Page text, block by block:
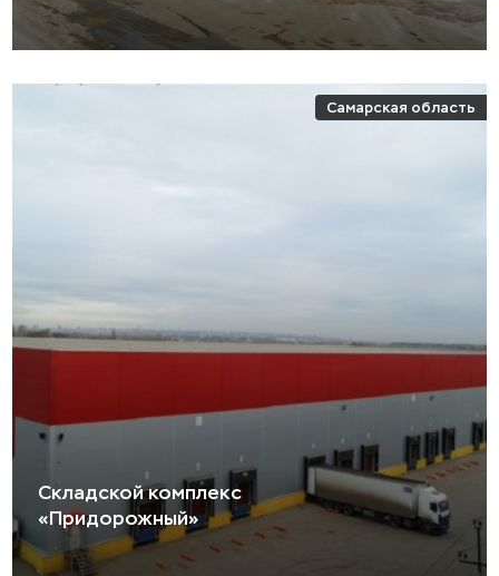
Самарская область
Складской комплекс
«Придорожный»